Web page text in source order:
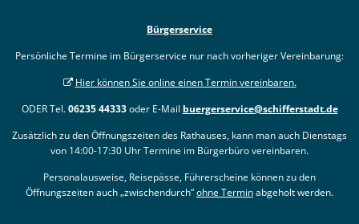
Bürgerservice
Persönliche Termine im Bürgerservice nur nach vorheriger Vereinbarung:
Hier können Sie online einen Termin vereinbaren.
ODER Tel.06235 44333oder E-Mail buergerservice@schifferstadt.de
Zusätzlich zu den Öffnungszeiten des Rathauses, kann man auch Dienstags
von 14:00-17:30 Uhr Termine im Bürgerbüro vereinbaren.
Personalausweise, Reisepässe, Führerscheine können zu den
Öffnungszeiten auch „zwischendurch“ohne Terminabgeholt werden.